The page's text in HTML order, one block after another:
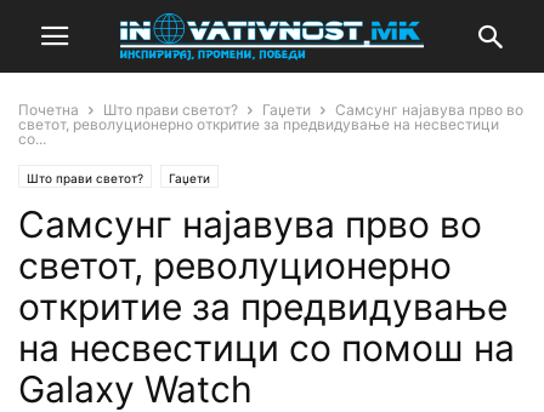
Почетна Што прави светот? Гаџети
Самсунг најавува прво во
светот, револуционерно откритие за предвидување на несвестици
со...
Што прави светот? Гаџети
Самсунг најавува прво во
светот, револуционерно
откритие за предвидување
на несвестици со помош на
Galaxy Watch